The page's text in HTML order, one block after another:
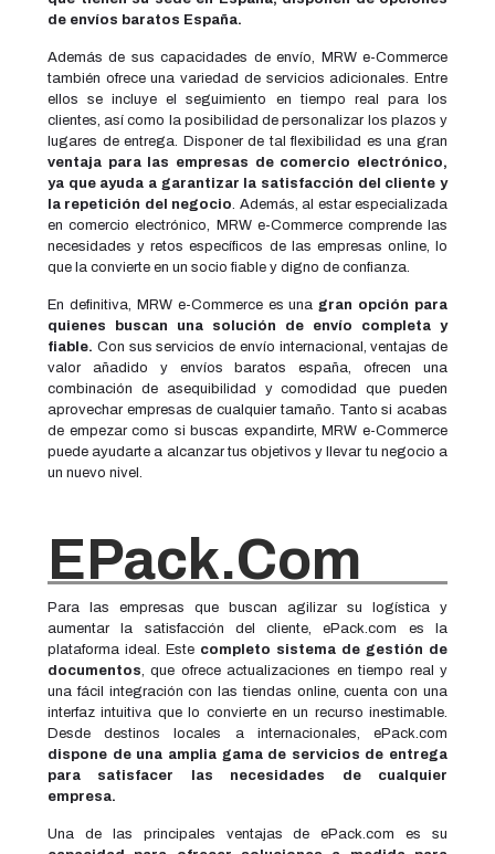
de envíos baratos España.
Además de sus capacidades de envío, MRW e-Commerce
también ofrece una variedad de servicios adicionales. Entre
ellos se incluye el seguimiento en tiempo real para los
clientes, así como la posibilidad de personalizar los plazos y
lugares de entrega. Disponer de tal flexibilidad es una gran
ventaja para las empresas de comercio electrónico,
ya que ayuda a garantizar la satisfacción del cliente y
la repetición del negocio. Además, al estar especializada
en comercio electrónico, MRW e-Commerce comprende las
necesidades y retos específicos de las empresas online, lo
que la convierte en un socio fiable y digno de confianza.
En definitiva, MRW e-Commerce es una gran opción para
quienes buscan una solución de envío completa y
fiable. Con sus servicios de envío internacional, ventajas de
valor añadido y envíos baratos españa, ofrecen una
combinación de asequibilidad y comodidad que pueden
aprovechar empresas de cualquier tamaño. Tanto si acabas
de empezar como si buscas expandirte, MRW e-Commerce
puede ayudarte a alcanzar tus objetivos y llevar tu negocio a
un nuevo nivel.
EPack.com
Para las empresas que buscan agilizar su logística y
aumentar la satisfacción del cliente, ePack.com es la
plataforma ideal. Este completo sistema de gestión de
documentos, que ofrece actualizaciones en tiempo real y
una fácil integración con las tiendas online, cuenta con una
interfaz intuitiva que lo convierte en un recurso inestimable.
Desde destinos locales a internacionales, ePack.com
dispone de una amplia gama de servicios de entrega
para satisfacer las necesidades de cualquier
empresa.
Una de las principales ventajas de ePack.com es su